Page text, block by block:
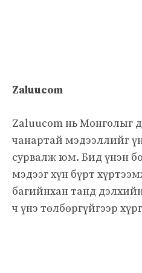
Zaluucom
Zaluucom нь Монголыг
чанартай мэдээллийг
сурвалж юм. Бид үнэн
мэдээг хүн бүрт
багийнхан танд
ч үнэ төлбөргүйгээр